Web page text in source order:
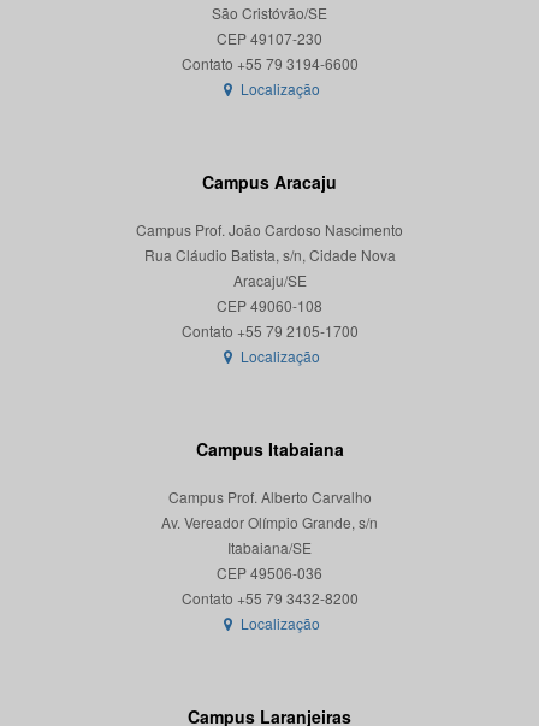
São Cristóvão/SE
CEP 49107-230
Localização
Campus Aracaju
Campus Prof. João Cardoso Nascimento
Rua Cláudio Batista, s/n, Cidade Nova
Aracaju/SE
CEP 49060-108
Localização
Campus Itabaiana
Campus Prof. Alberto Carvalho
Av. Vereador Olímpio Grande, s/n
Itabaiana/SE
CEP 49506-036
Localização
Campus Laranjeiras